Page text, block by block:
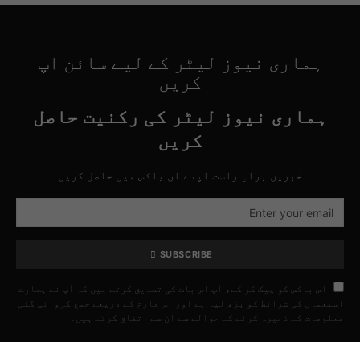
ہماری نیوز لیٹر کے لیے سائن اپ
کریں
ہماری نیوز لیٹر کی رکنیت حاصل
کریں
خبریں براہِ راست اپنے ان باکس میں حاصل کریں
SUBSCRIBE
اس باکس کو چیک کر کے، آپ اس بات کی تصدیق کرتے ہیں کہ آپ نے ہمارے
استعمال کی شرائط کو پڑھ لیا ہے اور اس فارم کے ذریعے جمع کروائی گئی
معلومات کے ذخیرہ کرنے کے حوالے سے ان سے اتفاق کرتے ہیں۔